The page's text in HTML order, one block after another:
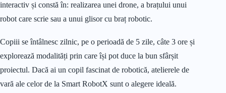
interactiv și constă în: realizarea unei drone, a brațului unui
robot care scrie sau a unui glisor cu braț robotic.
Copiii se întâlnesc zilnic, pe o perioadă de 5 zile, câte 3 ore și
explorează modalități prin care își pot duce la bun sfârșit
proiectul. Dacă ai un copil fascinat de robotică, atelierele de
vară ale celor de la Smart RobotX sunt o alegere ideală.